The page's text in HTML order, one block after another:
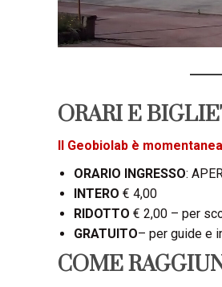
ORARI E
Il Geobiolab è
ORARIO INGRESSO:
INTERO € 4,00
RIDOTTO € 2,00 – per
GRATUITO– per guide e
COME